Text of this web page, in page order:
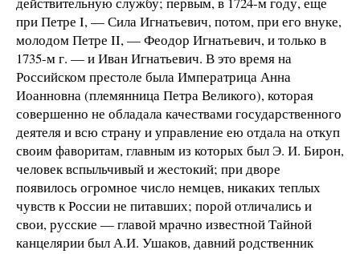
при Петре I, — Сила Игнатьевич, потом, при его внуке,
молодом Петре II, — Феодор Игнатьевич, и только в
1735-м г. — и Иван Игнатьевич. В это время на
Российском престоле была Императрица Анна
Иоанновна (племянница Петра Великого), которая
совершенно не обладала качествами государственного
деятеля и всю страну и управление ею отдала на откуп
своим фаворитам, главным из которых был Э. И. Бирон,
человек вспыльчивый и жестокий; при дворе
появилось огромное число немцев, никаких теплых
чувств к России не питавших; порой отличались и
свои, русские — главой мрачно известной Тайной
канцелярии был А.И. Ушаков, давний родственник